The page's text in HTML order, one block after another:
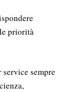
priorità
sempre